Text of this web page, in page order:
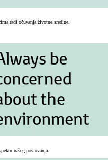
radi očuvanja životne sredine.
našeg poslovanja.